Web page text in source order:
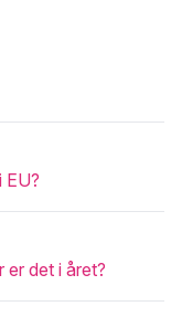
EU?
er det i året?